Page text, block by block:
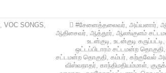
, VOC SONGS,
#சேனைத்தலைவர், அய்யனார்,
ஆதிசைவர், ஆத்தூர், ஆலங்குளம்
உடன்குடி, உடன்குடி கருப்பட்டி,
ஒட்டப்பிடாரம் சட்டமன்ற தொகுதி,
சட்டமன்ற தொகுதி, கம்பர், கற்குவேல்
விஸ்வநாதர், காந்திமதியம்மாள்,